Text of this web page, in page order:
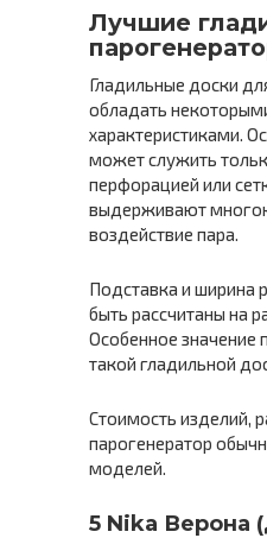
Лучшие
Гладильные доски
обладать
характеристиками.
может служить
перфорацией или
выдерживают
воздействие пара.
Подставка и ширина
быть рассчитаны на
Особенное значение
такой гладильной
Стоимость изделий,
парогенератор
моделей.
5 Nika Верона